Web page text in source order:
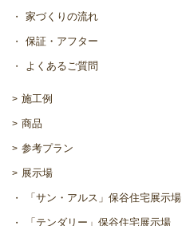
家づくりの流れ
保証・アフター
よくあるご質問
施工例
商品
参考プラン
展示場
「サン・アルス」保谷住宅展示場
「テンダリー」保谷住宅展示場